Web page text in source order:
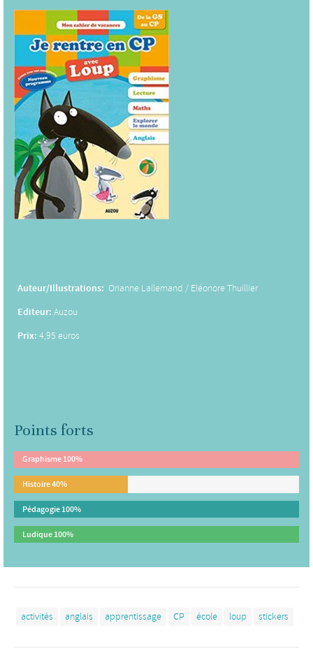
Auteur/Illustrations: Orianne Lallemand / Eléonore Thuillier
Editeur: Auzou
Prix: 4,95 euros
Points forts
Graphisme100%
Histoire40%
Pédagogie100%
Ludique100%
activités anglais apprentissage CP école loup stickers